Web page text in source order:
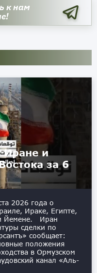
к нам
Иране и
за 6
2026 года о
Ираке, Египте,
Йемене. Иран
сделки по
сообщает:
положения
в Ормузском
канал «Аль-